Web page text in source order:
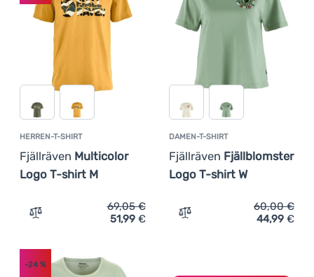
Anmelden /
Registrieren
HERREN-T-SHIRT
Fjällräven Multicolor
Logo T-shirt M
Zum Vergleich 'Herren-T-Shirt Fjällräven Multicolor
69,05€
51,99 €
DAMEN-T-SHIRT
Fjällräven Fjällblomster
Logo T-shirt W
Zum Vergleich 'Damen-
60,00€
44,99 €
-24 %